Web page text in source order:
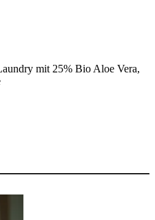
mit 25% Bio Aloe Vera,